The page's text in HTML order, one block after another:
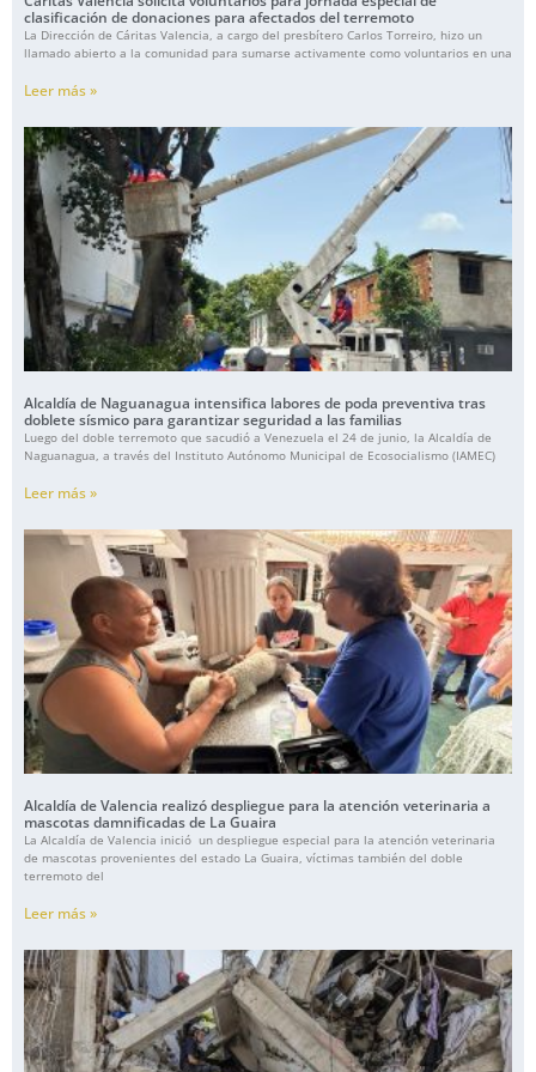
clasificación de donaciones para afectados del terremoto
La Dirección de Cáritas Valencia, a cargo del presbítero Carlos Torreiro, hizo un
llamado abierto a la comunidad para sumarse activamente como voluntarios en una
Leer más »
Alcaldía de Naguanagua intensifica labores de poda preventiva tras
doblete sísmico para garantizar seguridad a las familias
Luego del doble terremoto que sacudió a Venezuela el 24 de junio, la Alcaldía de
Naguanagua, a través del Instituto Autónomo Municipal de Ecosocialismo (IAMEC)
Leer más »
Alcaldía de Valencia realizó despliegue para la atención veterinaria a
mascotas damnificadas de La Guaira
La Alcaldía de Valencia inició un despliegue especial para la atención veterinaria
de mascotas provenientes del estado La Guaira, víctimas también del doble
terremoto del
Leer más »